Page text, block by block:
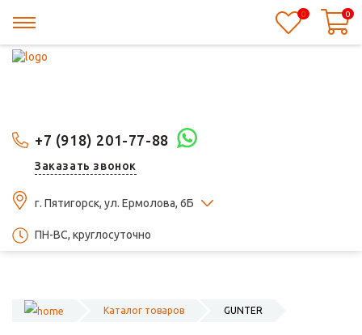
+7 (918) 201-77-88
Заказать звонок
г. Пятигорск, ул. Ермолова, 6Б
ПН-ВС, круглосуточно
0 0
Каталог товаров GUNTER